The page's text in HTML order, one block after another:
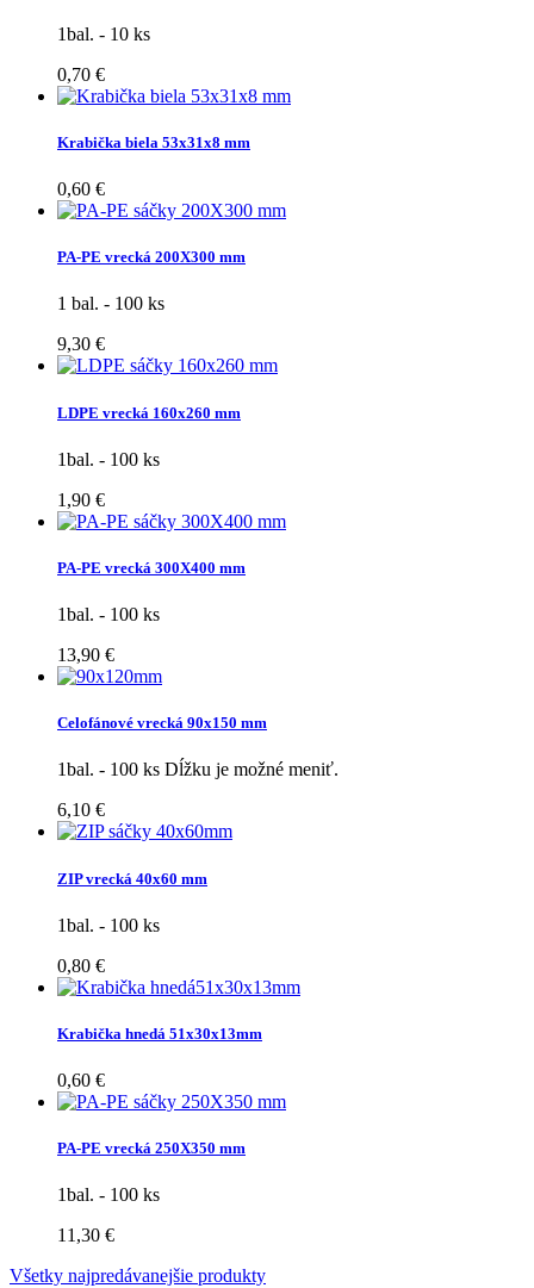
1bal. - 10 ks
0,70 €
Krabička biela 53x31x8 mm
0,60 €
PA-PE vrecká 200X300 mm
1 bal. - 100 ks
9,30 €
LDPE vrecká 160x260 mm
1bal. - 100 ks
1,90 €
PA-PE vrecká 300X400 mm
1bal. - 100 ks
13,90 €
Celofánové vrecká 90x150 mm
1bal. - 100 ks Dĺžku je možné meniť.
6,10 €
ZIP vrecká 40x60 mm
1bal. - 100 ks
0,80 €
Krabička hnedá 51x30x13mm
0,60 €
PA-PE vrecká 250X350 mm
1bal. - 100 ks
11,30 €
Všetky najpredávanejšie produkty